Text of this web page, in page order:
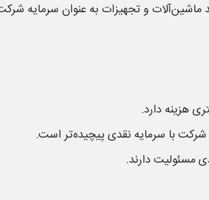
و تجهیزات به عنوان سرمایه
هزینه دارد.
با سرمایه نقدی پیچیده‌تر است.
مسئولیت دارند.